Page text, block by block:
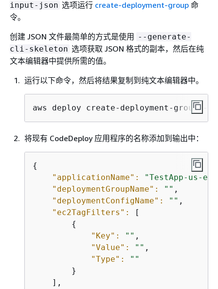
input-json 选项运行 create-deployment-group 命
令。
创建 JSON 文件最简单的方式是使用
--generate-
cli-skeleton 选项获取 JSON 格式的副本，然后在纯
文本编辑器中提供所需的值。
运行以下命令，然后将结果复制到纯文本编辑器中。
aws deploy create-deployment-group
将现有 CodeDeploy 应用程序的名称添加到输出中：
{
"applicationName":
"TestApp-us-
"deploymentGroupName":
"" ,
"deploymentConfigName":
"" ,
"ec2TagFilters":
[
{
"Key":
"" ,
"Value":
"" ,
"Type":
""
        }
    ],